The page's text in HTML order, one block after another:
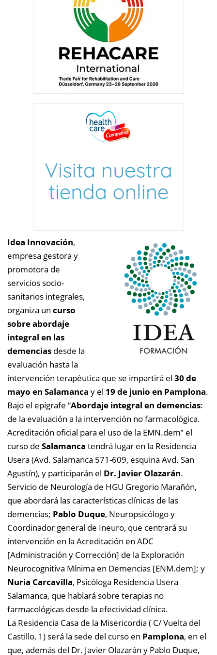
Idea Innovación,
empresa gestora y
promotora de
servicios socio-
sanitarios integrales,
organiza un curso
sobre abordaje
integral en las
demencias desde la
evaluación hasta la
intervención terapéutica que se impartirá el 30 de
mayo en Salamanca y el 19 de junio en Pamplona.
Bajo el epígrafe “Abordaje integral en demencias:
de la evaluación a la intervención no farmacológica.
Acreditación oficial para el uso de la EMN.dem” el
curso de Salamanca tendrá lugar en la Residencia
Usera (Avd. Salamanca 571-609, esquina Avd. San
Agustín), y participarán el Dr. Javier Olazarán.
Servicio de Neurología de HGU Gregorio Marañón,
que abordará las características clínicas de las
demencias; Pablo Duque, Neuropsicólogo y
Coordinador general de Ineuro, que centrará su
intervención en la Acreditación en ADC
[Administración y Corrección] de la Exploración
Neurocognitiva Mínima en Demencias [ENM.dem]; y
Nuria Carcavilla, Psicóloga Residencia Usera
Salamanca, que hablará sobre terapias no
farmacológicas desde la efectividad clínica.
La Residencia Casa de la Misericordia ( C/ Vuelta del
Castillo, 1) será la sede del curso en Pamplona, en el
que, además del Dr. Javier Olazarán y Pablo Duque,